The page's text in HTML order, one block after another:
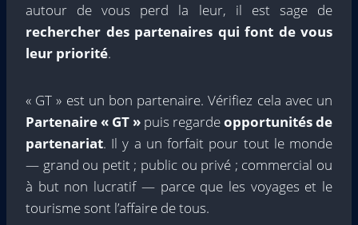
autour de vous perd la leur, il est sage de
rechercher des partenaires qui font de vous
leur priorité.
« GT » est un bon partenaire. Vérifiez cela avec un
Partenaire « GT » puis regardeopportunités de
partenariat. Il y a un forfait pour tout le monde
— grand ou petit ; public ou privé ; commercial ou
à but non lucratif — parce que les voyages et le
tourisme sont l’affaire de tous.